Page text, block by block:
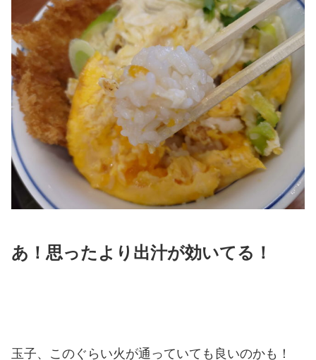
あ！思ったより出汁が効いてる！
玉子、このぐらい火が通っていても良いのかも！